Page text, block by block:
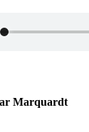
Marquardt